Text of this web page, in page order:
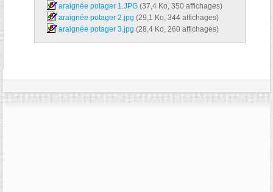
araignée potager 1.JPG‎ (37,4 Ko, 350 affichages)
araignée potager 2.jpg‎ (29,1 Ko, 344 affichages)
araignée potager 3.jpg‎ (28,4 Ko, 260 affichages)